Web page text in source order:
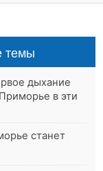
темы
дыхание
в эти
станет